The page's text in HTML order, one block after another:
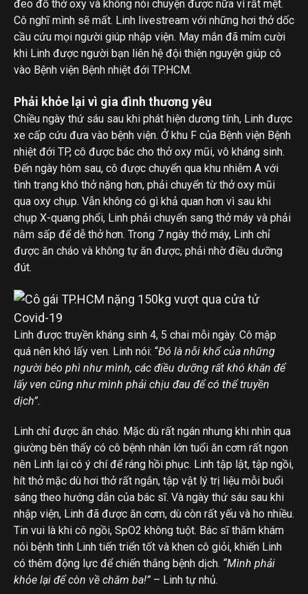
đeo đồ thở oxy và không nói chuyện được nữa vì rất mệt.
Cô nghĩ mình sẽ mất. Linh livestream với những hơi thở dốc
cầu cứu mọi người giúp nhập viện. May mắn đã mỉm cười
khi Linh được người bạn liên hệ đội thiện nguyện giúp cô
vào Bệnh viện Bệnh nhiệt đới TP.HCM.
Phải khỏe lại vì gia đình thương yêu
Chiều ngày thứ sáu sau khi phát hiện dương tính, Linh được
xe cấp cứu đưa vào bệnh viện. Ở khu F của Bệnh viện Bệnh
nhiệt đới TP, cô được bác cho thở oxy mũi, vô kháng sinh.
Đến ngày hôm sau, cô được chuyển qua khu nhiễm A với
tình trạng khó thở nặng hơn, phải chuyển từ thở oxy mũi
qua oxy chụp. Vẫn không có gì khả quan hơn vì sau khi
chụp X-quang phổi, Linh phải chuyển sang thở máy và phải
nằm sấp để dễ thở hơn. Trong 7 ngày thở máy, Linh chỉ
được ăn cháo và không tự ăn được, phải nhờ điều dưỡng
đút.
Linh được truyền kháng sinh 4, 5 chai mỗi ngày. Cô mập
quá nên khó lấy ven. Linh nói: “Đó là nỗi khổ của những
người béo phì như mình, các điều dưỡng rất khó khăn để
lấy ven cũng như mình phải chịu đau để có thể truyền
dịch”.
Linh chỉ được ăn cháo. Mặc dù rất ngán nhưng khi nhìn qua
giường bên thấy có cô bệnh nhân lớn tuổi ăn cơm rất ngon
nên Linh lại có ý chí để ráng hồi phục. Linh tập lật, tập ngồi,
hít thở mặc dù hơi thở rất ngắn, tập vật lý trị liệu mỗi buổi
sáng theo hướng dẫn của bác sĩ. Và ngày thứ sáu sau khi
nhập viện, Linh đã được ăn cơm, dù còn rất yếu và ho nhiều.
Tin vui là khi cô ngồi, SpO2 không tuột. Bác sĩ thăm khám
nói bệnh tình Linh tiến triển tốt và khen cô giỏi, khiến Linh
có thêm động lực để chiến thắng bệnh dịch. “Mình phải
khỏe lại để còn về chăm ba!” – Linh tự nhủ.